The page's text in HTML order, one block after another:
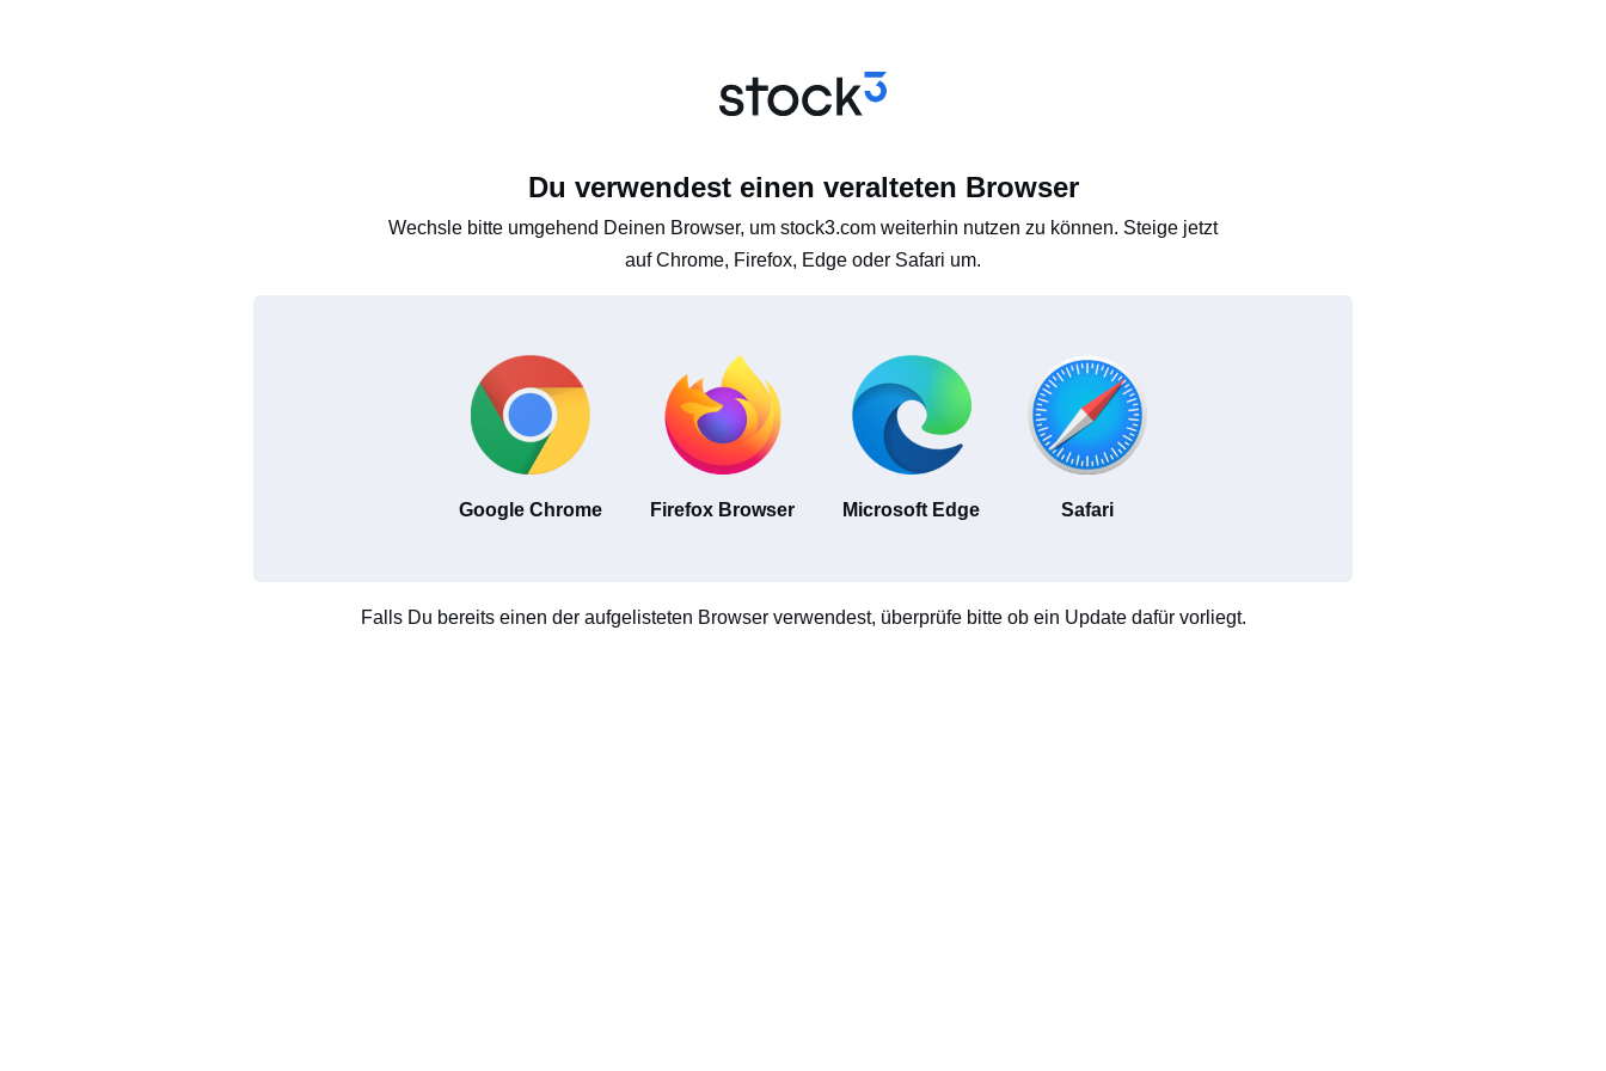
Du verwendest einen veralteten Browser
Wechsle bitte umgehend Deinen Browser, um stock3.com weiterhin nutzen zu können. Steige jetzt
auf Chrome, Firefox, Edge oder Safari um.
Google Chrome Firefox Browser Microsoft Edge Safari
Falls Du bereits einen der aufgelisteten Browser verwendest, überprüfe bitte ob ein Update dafür vorliegt.